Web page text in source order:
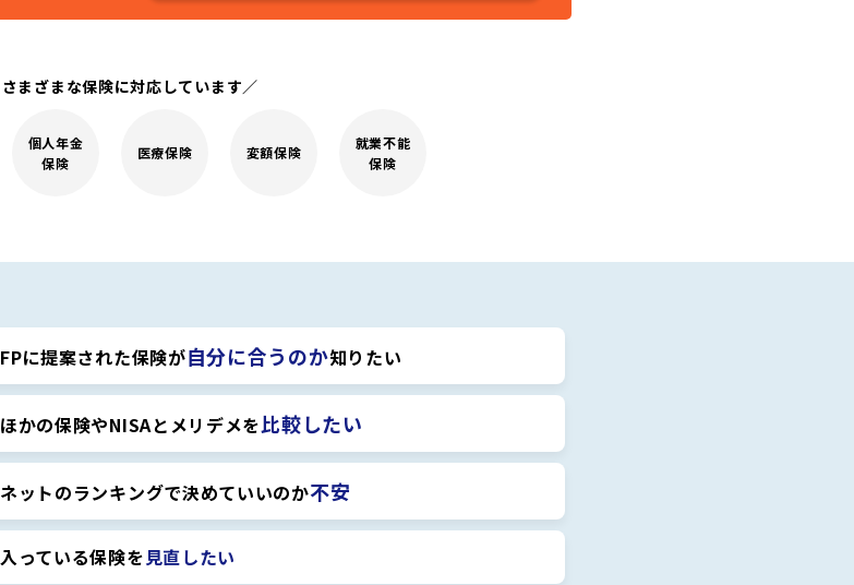
さまざまな保険に対応しています
個人年金
保険
医療保険 変額保険
就業不能
保険
FPに提案された保険が自分に合うのか知りたい
ほかの保険やNISAとメリデメを比較したい
ネットのランキングで決めていいのか不安
入っている保険を 見直したい